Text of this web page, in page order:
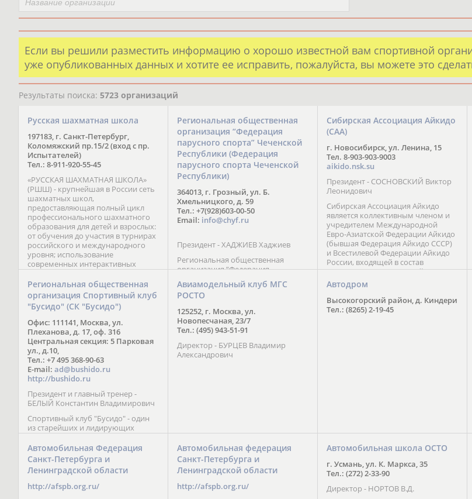
Если вы решили разместить информацию о хорошо известной вам спортивной
уже опубликованных данных и хотите ее исправить, пожалуйста, вы можете это
Результаты поиска: 5723 организаций
Русская шахматная школа
197183, г. Санкт-Петербург,
Коломяжский пр.15/2 (вход с пр.
Испытателей)
Тел.: 8-911-920-55-45
«РУССКАЯ ШАХМАТНАЯ ШКОЛА»
(РШШ) - крупнейшая в России сеть
шахматных школ,
предоставляющая полный цикл
профессионального шахматного
образования для детей и взрослых:
от обучения до участия в турнирах
российского и международного
уровня; использование
современных интерактивных
методик подачи материала;
обучение на русском и английском
языках; специалисты с опытом
преподавания более 20 лет;
направленность на общее
развитие ребенка: проведение
творческих мастер-классов, уроков
по истории и литературе,
организация регулярных
шахматных сборов на спортивных
базах и в детских лагерях,
проведение встреч с выдающимися
шахматистами; корпоративное
обучение; онлайн обучение в
форме вебинаров и
индивидуальных занятий, круглые
столы российских и
международных тренеров,
трансляция мероприятий и
турниров.
Региональная общественная
организация “Федерация
парусного спорта” Чеченской
Республики (Федерация
парусного спорта Чеченской
Республики)
364013, г. Грозный, ул. Б.
Хмельницкого, д. 59
Тел.: +7(928)603-00-50
Email: info@chyf.ru
Президент - ХАДЖИЕВ Хаджиев
Региональная общественная
организация “Федерация
парусного спорта” Чеченской
Республики начала свою
деятельность в декабре 2016 года.
Миссия федерации состоит в
популяризации парусного спорта,
привлечении и содействии
развитию спорта в этом регионе и
спортсменов на российских и
международных соревнованиях.
Сибирская Ассоциация Айкидо
(САА)
г. Новосибирск, ул. Ленина, 15
Тел. 8-903-903-9003
aikido.nsk.su
Президент - СОСНОВСКИЙ Виктор
Леонидович
Сибирская Ассоциация Айкидо
является коллективным членом и
учредителем Международной
Евро-Азиатской Федерации Айкидо
(бывшая Федерация Айкидо СССР)
и Всестилевой Федерации Айкидо
России, входящей в состав
Национального Совета Айкидо
России, президентом которого
является С. В. Киреенко
Региональная общественная
организация Спортивный клуб
"Бусидо" (СК "Бусидо")
Офис: 111141, Москва, ул.
Плеханова, д. 17, оф. 316
Центральная секция: 5 Парковая
ул., д.10,
Тел.: +7 495 368-90-63
E-mail: ad@bushido.ru
http://bushido.ru
Президент и главный тренер -
БЕЛЫЙ Константин Владимирович
Спортивный клуб "Бусидо" - один
из старейших и лидирующих
клубов России, изучающих и
развивающих различные боевые
искусства и, прежде всего, каратэ
Кёкусинкай - первого в мире стиля
контактного каратэ, получившего
огромное развитие во всем
мире. Однако, спектр интересов
Авиамодельный клуб МГС
РОСТО
125252, г. Москва, ул.
Новопесчаная, 23/7
Тел.: (495) 943-51-91
Директор - БУРЦЕВ Владимир
Александрович
Автодром
Высокогорский район, д. Киндери
Тел.: (8265) 2-19-45
Автомобильная Федерация
Санкт-Петербурга и
Ленинградской области
http://afspb.org.ru/
Автомобильная федерация
Санкт-Петербурга и
Ленинградской области
http://afspb.org.ru/
Автомобильная школа ОСТО
г. Усмань, ул. К. Маркса, 35
Тел.: (272) 2-33-90
Директор - НОРТОВ В.Д.